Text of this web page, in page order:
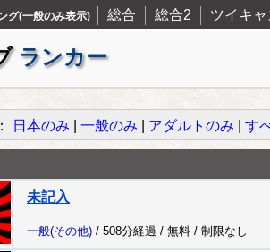
グ(一般のみ表示) 総合 総合2 ツイキャ
ランカー
日本のみ 一般のみ アダルトのみ す
未記入
一般(その他) / 508分経過 / 無料 / 制限なし